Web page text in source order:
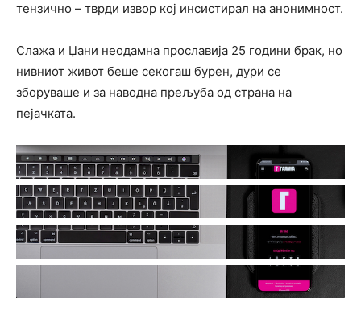
тензично – тврди извор кој инсистирал на анонимност.
Слажа и Џани неодамна прославија 25 години брак, но
нивниот живот беше секогаш бурен, дури се
зборуваше и за наводна прељуба од страна на
пејачката.